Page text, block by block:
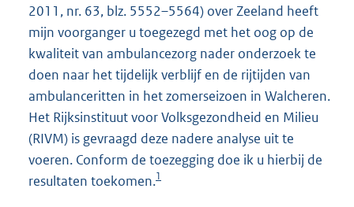
2011, nr. 63, blz. 5552–5564) over Zeeland heeft
mijn voorganger u toegezegd met het oog op de
kwaliteit van ambulancezorg nader onderzoek te
doen naar het tijdelijk verblijf en de rijtijden van
ambulanceritten in het zomerseizoen in Walcheren.
Het Rijksinstituut voor Volksgezondheid en Milieu
(RIVM) is gevraagd deze nadere analyse uit te
voeren. Conform de toezegging doe ik u hierbij de
resultaten toekomen.1